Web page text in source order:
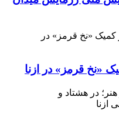
«نخ قرمز» در ازنا